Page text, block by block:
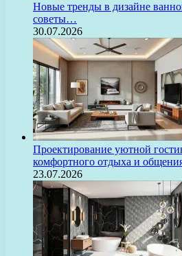
Новые тренды в дизайне
советы…
30.07.2026
Проектирование уютной
комфортного отдыха и
23.07.2026